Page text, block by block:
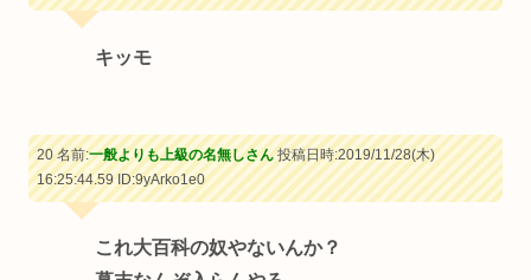
キッモ
20 名前:一般よりも上級の名無しさん投稿日時:2019/11/28(木)
16:25:44.59ID:9yArko1e0
これ大百科の奴やないんか？